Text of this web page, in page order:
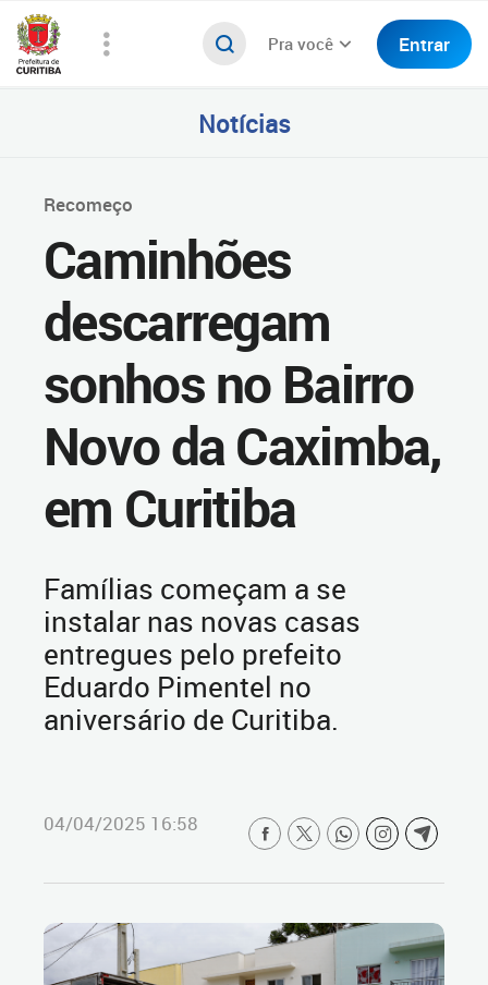
Pra você Entrar
Notícias
Recomeço
Caminhões
descarregam
sonhos no Bairro
Novo da Caximba,
em Curitiba
Famílias começam a se
instalar nas novas casas
entregues pelo prefeito
Eduardo Pimentel no
aniversário de Curitiba.
04/04/2025 16:58